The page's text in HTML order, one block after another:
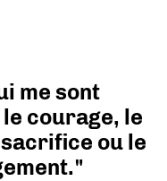
me sont
courage, le
ou le